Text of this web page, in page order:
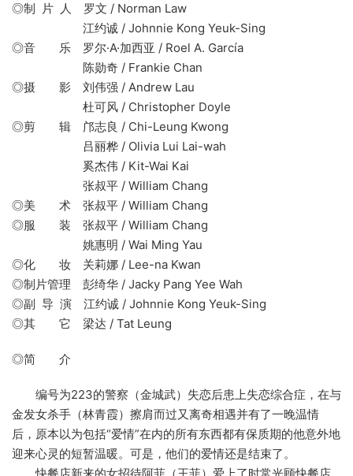
◎制 片 人 罗文 / Norman Law
江约诚 / Johnnie Kong Yeuk-Sing
◎音 乐 罗尔·A·加西亚 / Roel A. García
陈勋奇 / Frankie Chan
◎摄 影 刘伟强 / Andrew Lau
杜可风 / Christopher Doyle
◎剪 辑 邝志良 / Chi-Leung Kwong
吕丽桦 / Olivia Lui Lai-wah
奚杰伟 / Kit-Wai Kai
张叔平 / William Chang
◎美 术 张叔平 / William Chang
◎服 装 张叔平 / William Chang
姚惠明 / Wai Ming Yau
◎化 妆 关莉娜 / Lee-na Kwan
◎制片管理 彭绮华 / Jacky Pang Yee Wah
◎副 导 演 江约诚 / Johnnie Kong Yeuk-Sing
◎其 它 梁达 / Tat Leung
◎简 介
编号为223的警察（金城武）失恋后患上失恋综合症，在与
金发女杀手（林青霞）擦肩而过又离奇相遇并有了一晚温情
后，原本以为包括“爱情”在内的所有东西都有保质期的他意外地
迎来心灵的短暂温暖。可是，他们的爱情还是结束了。